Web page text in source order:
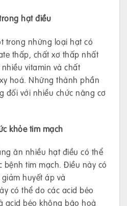
hạt điều
trong những loại hạt có
thấp, chất xơ thấp nhất
vitamin và chất
hoá. Những thành phần
đối với nhiều chức năng cơ
khỏe tim mạch
ăn nhiều hạt điều có thể
bệnh tim mạch. Điều này có
huyết áp và
có thể do các acid béo
acid béo không bão hoà